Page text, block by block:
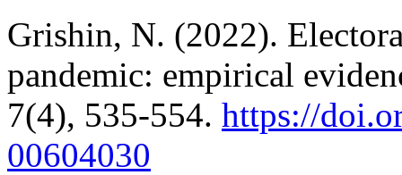
Grishin, N. (2022).
pandemic: empirical
7(4), 535-554. https://
00604030